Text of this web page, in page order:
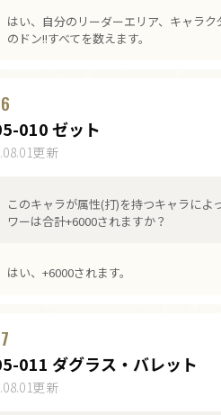
はい、自分のリーダーエリア、キャラ
のドン!!すべてを数えます。
010 ゼット
更新
このキャラが属性(打)を持つキャラによ
ワーは合計+6000されますか？
はい、+6000されます。
011 ダグラス・バレット
更新